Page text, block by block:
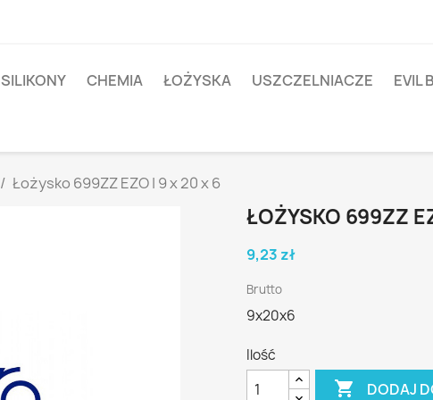
SILIKONY CHEMIA ŁOŻYSKA USZCZELNIACZE EVIL
Łożysko 699ZZ EZO | 9 x 20 x 6
ŁOŻYSKO 699ZZ
9,23 zł
Brutto
9x20x6
Ilość
 DODAJ